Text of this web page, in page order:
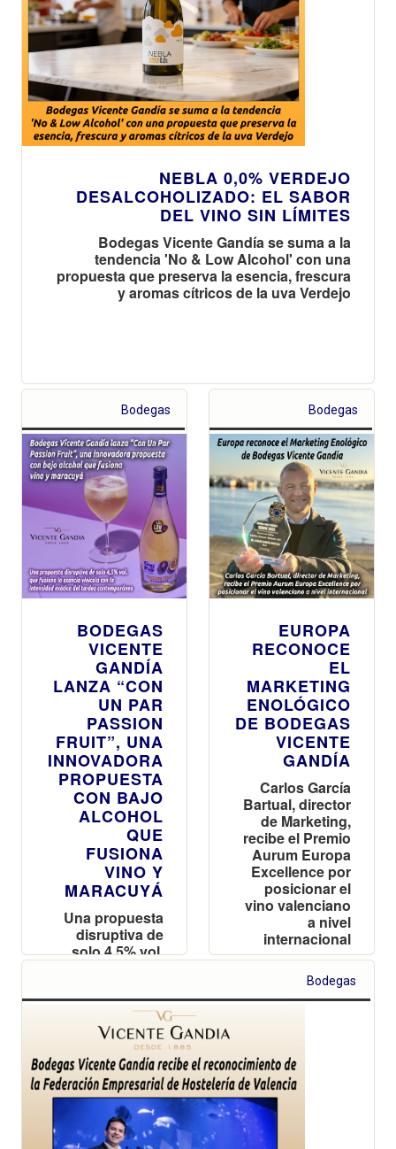
NEBLA 0,0% VERDEJO
DESALCOHOLIZADO: EL SABOR
DEL VINO SIN LÍMITES
Bodegas Vicente Gandía se suma a la
tendencia 'No & Low Alcohol' con una
propuesta que preserva la esencia, frescura
y aromas cítricos de la uva Verdejo
Bodegas
BODEGAS
VICENTE
GANDÍA
LANZA “CON
UN PAR
PASSION
FRUIT”, UNA
INNOVADORA
PROPUESTA
CON BAJO
ALCOHOL
QUE
FUSIONA
VINO Y
MARACUYÁ
Una propuesta
disruptiva de
solo 4,5% vol.
con la
intensidad
exótica del
tardeo
contemporáneo
Bodegas
EUROPA
RECONOCE
EL
MARKETING
ENOLÓGICO
DE BODEGAS
VICENTE
GANDÍA
Carlos García
Bartual, director
de Marketing,
recibe el Premio
Aurum Europa
Excellence por
posicionar el
vino valenciano
a nivel
internacional
Bodegas